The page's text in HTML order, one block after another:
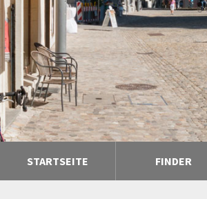
STARTSEITE FINDER